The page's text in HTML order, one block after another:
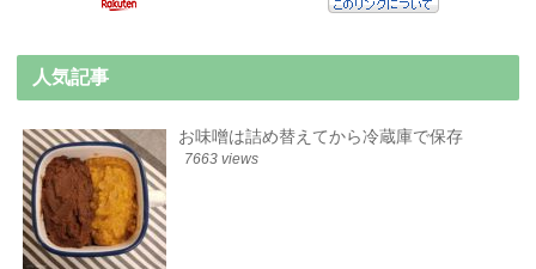
人気記事
お味噌は詰め替えてから冷蔵庫で保存
7663 views